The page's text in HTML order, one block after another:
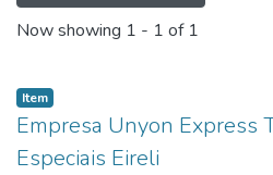
Now showing 1 - 1 of 1
Item
Empresa Unyon Express
Especiais Eireli